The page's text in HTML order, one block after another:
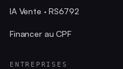
IA Vente · RS6792
Financer au CPF
ENTREPRISES